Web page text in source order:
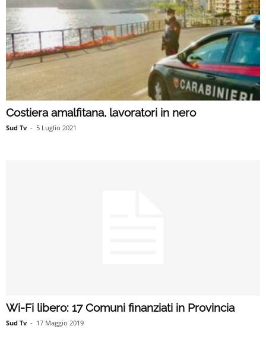
Costiera amalfitana, lavoratori in nero
Sud Tv - 5 Luglio 2021
Wi-Fi libero: 17 Comuni finanziati in Provincia
Sud Tv - 17 Maggio 2019